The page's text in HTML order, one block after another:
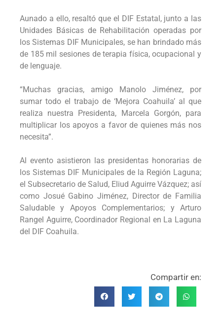
Aunado a ello, resaltó que el DIF Estatal, junto a las
Unidades Básicas de Rehabilitación operadas por
los Sistemas DIF Municipales, se han brindado más
de 185 mil sesiones de terapia física, ocupacional y
de lenguaje.
“Muchas gracias, amigo Manolo Jiménez, por
sumar todo el trabajo de ‘Mejora Coahuila’ al que
realiza nuestra Presidenta, Marcela Gorgón, para
multiplicar los apoyos a favor de quienes más nos
necesita”.
Al evento asistieron las presidentas honorarias de
los Sistemas DIF Municipales de la Región Laguna;
el Subsecretario de Salud, Eliud Aguirre Vázquez; así
como Josué Gabino Jiménez, Director de Familia
Saludable y Apoyos Complementarios; y Arturo
Rangel Aguirre, Coordinador Regional en La Laguna
del DIF Coahuila.
Compartir en: